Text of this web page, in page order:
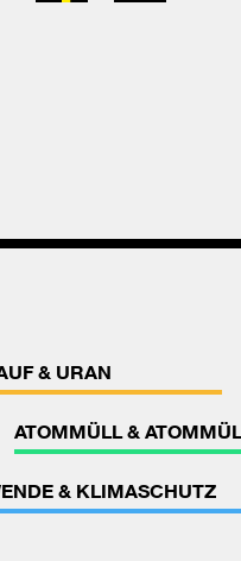
& URAN
ATOMMÜLL &
& KLIMASCHUTZ